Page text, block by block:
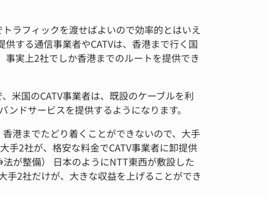
ラフィックを渡せばよいので効率的とはいえ
する通信事業者やCATVは、香港まで行く国
実上2社でしか香港までのルートを提供でき
米国のCATV事業者は、既設のケーブルを利
ドサービスを提供するようになります。
港までたどり着くことができないので、大手
手2社が、格安な料金でCATV事業者に卸提供
が整備） 日本のようにNTT東西が敷設した
手2社だけが、大きな収益を上げることができ